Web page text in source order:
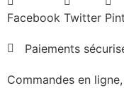
Facebook Twitter
Paiements
Commandes en